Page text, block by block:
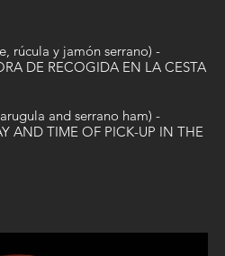
rúcula y jamón serrano) -
DE RECOGIDA EN LA CESTA
and serrano ham) -
AND TIME OF PICK-UP IN THE